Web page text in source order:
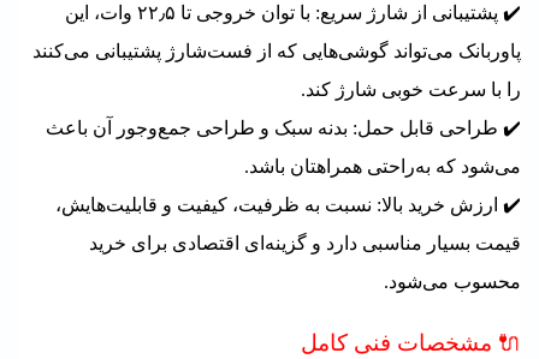
✔️ پشتیبانی از شارژ سریع: با توان خروجی تا ۲۲٫۵ وات، این
پاوربانک می‌تواند گوشی‌هایی که از فست‌شارژ پشتیبانی می‌کنند
را با سرعت خوبی شارژ کند.
✔️ طراحی قابل حمل: بدنه سبک و طراحی جمع‌وجور آن باعث
می‌شود که به‌راحتی همراهتان باشد.
✔️ ارزش خرید بالا: نسبت به ظرفیت، کیفیت و قابلیت‌هایش،
قیمت بسیار مناسبی دارد و گزینه‌ای اقتصادی برای خرید
محسوب می‌شود.
🔌 مشخصات فنی کامل